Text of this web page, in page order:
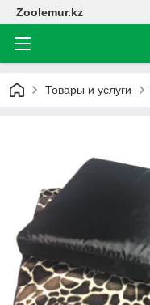
Zoolemur.kz
Товары и услуги